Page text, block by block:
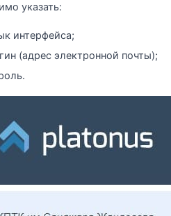
указать:
интерфейса;
(адрес электронной почты);